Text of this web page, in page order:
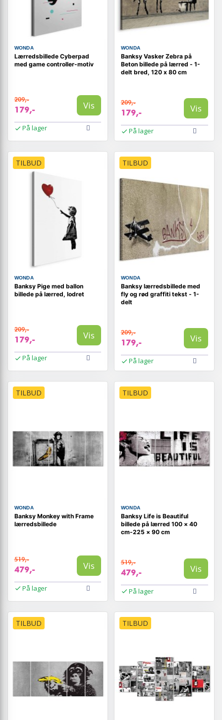
WONDA
Lærredsbillede Cyberpad
med game controller-motiv
209,-
179,- Vis
På lager
WONDA
Banksy Vasker Zebra på
Beton billede på lærred - 1-
delt bred, 120 x 80 cm
209,-
179,- Vis
På lager
TILBUD
WONDA
Banksy Pige med ballon
billede på lærred, lodret
209,-
179,- Vis
På lager
TILBUD
WONDA
Banksy lærredsbillede med
fly og rød graffiti tekst - 1-
delt
209,-
179,- Vis
På lager
TILBUD
WONDA
Banksy Monkey with Frame
lærredsbillede
519,-
479,- Vis
På lager
TILBUD
WONDA
Banksy Life is Beautiful
billede på lærred 100 × 40
cm-225 × 90 cm
519,-
479,- Vis
På lager
TILBUD TILBUD